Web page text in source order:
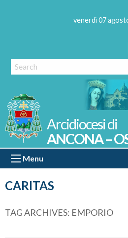
venerdì 07
CARITAS
ANCONA –
Menu
TAG ARCHIVES: EMPORIO